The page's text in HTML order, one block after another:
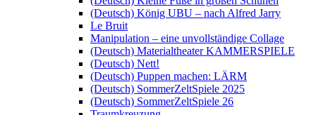
(Deutsch) König UBU – nach Alfred Jarry
Le Bruit
Manipulation – eine unvollständige Collage
(Deutsch) Materialtheater KAMMERSPIELE
(Deutsch) Nett!
(Deutsch) Puppen machen: LÄRM
(Deutsch) SommerZeltSpiele 2025
(Deutsch) SommerZeltSpiele 26